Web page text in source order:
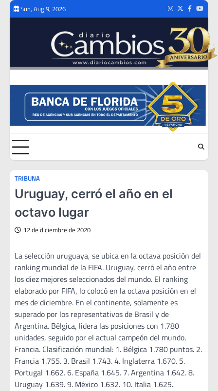
Skip
Sun, Aug 9, 2026 Instagram
TwitterFacebook
TRIBUNA
Uruguay, cerró el año en el
octavo lugar
12 de diciembre de 2020
La selección uruguaya, se ubica en la octava posición del
ranking mundial de la FIFA. Uruguay, cerró el año entre
los diez mejores seleccionados del mundo. El ranking
elaborado por FIFA, lo colocó en la octava posición en el
mes de diciembre. En el continente, solamente es
superado por los representativos de Brasil y de
Argentina. Bélgica, lidera las posiciones con 1.780
unidades, seguido por el actual campeón del mundo,
Francia. Clasificación mundial: 1. Bélgica 1.780 puntos. 2.
Francia 1.755. 3. Brasil 1.743. 4. Inglaterra 1.670. 5.
Portugal 1.662. 6. España 1.645. 7. Argentina 1.642. 8.
Uruguay 1.639. 9. México 1.632. 10. Italia 1.625.